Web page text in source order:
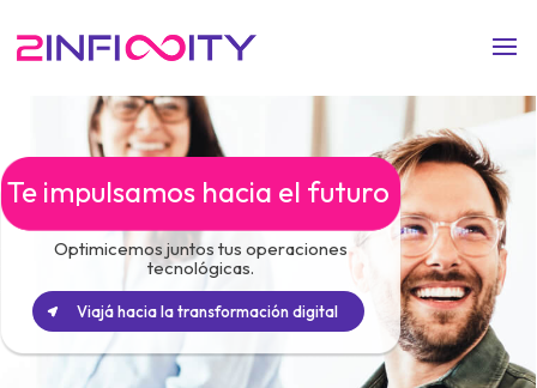
Te impulsamos hacia el futuro
Optimicemos juntos tus operaciones
tecnológicas.
Viajá hacia la transformación digital